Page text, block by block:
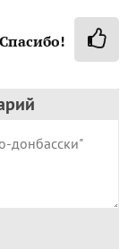
Спасибо!